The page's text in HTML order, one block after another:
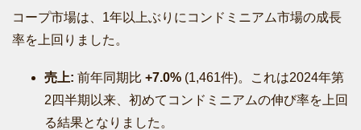
コープ市場は、1年以上ぶりにコンドミニアム市場の成長
率を上回りました。
売上: 前年同期比 +7.0% (1,461件)。これは2024年第
2四半期以来、初めてコンドミニアムの伸び率を上回
る結果となりました。